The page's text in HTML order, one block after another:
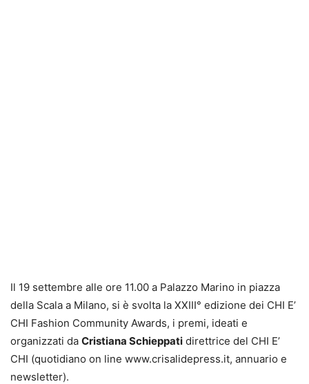
Il 19 settembre alle ore 11.00 a Palazzo Marino in piazza
della Scala a Milano, si è svolta la XXIII° edizione dei CHI E’
CHI Fashion Community Awards, i premi, ideati e
organizzati da Cristiana Schieppati direttrice del CHI E’
CHI (quotidiano on line www.crisalidepress.it, annuario e
newsletter).